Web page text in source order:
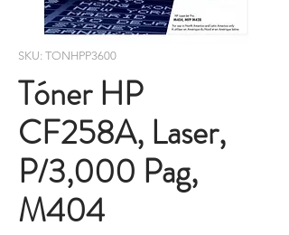
SKU: TONHPP3600
Tóner HP
CF258A, Laser,
P/3,000 Pag,
M404